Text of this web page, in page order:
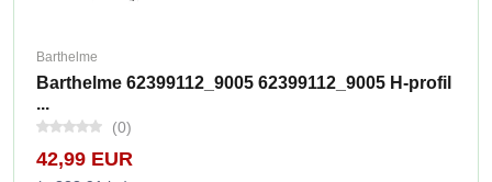
Barthelme
Barthelme 62399112_9005 62399112_9005 H-profil
...
(0)
42,99 EUR